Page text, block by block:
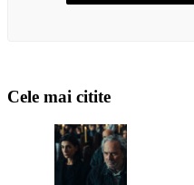
Cele mai citite